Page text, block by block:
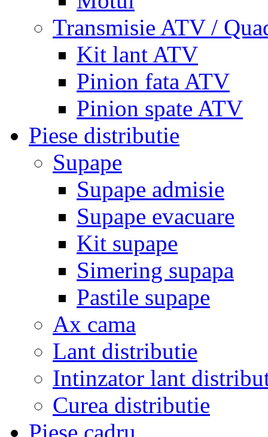
Transmisie ATV /
Kit lant ATV
Pinion fata ATV
Pinion spate ATV
Piese distributie
Supape
Supape admisie
Supape evacuare
Kit supape
Simering supapa
Pastile supape
Ax cama
Lant distributie
Intinzator lant
Curea distributie
Piese cadru